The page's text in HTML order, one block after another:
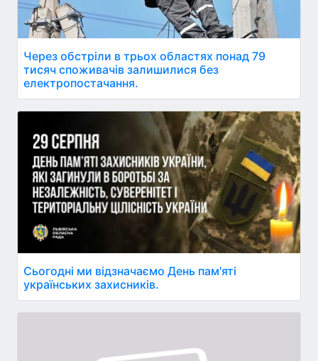
Через обстріли в трьох областях понад 79
тисяч споживачів залишилися без
електропостачання.
Сьогодні ми відзначаємо День пам'яті
українських захисників.